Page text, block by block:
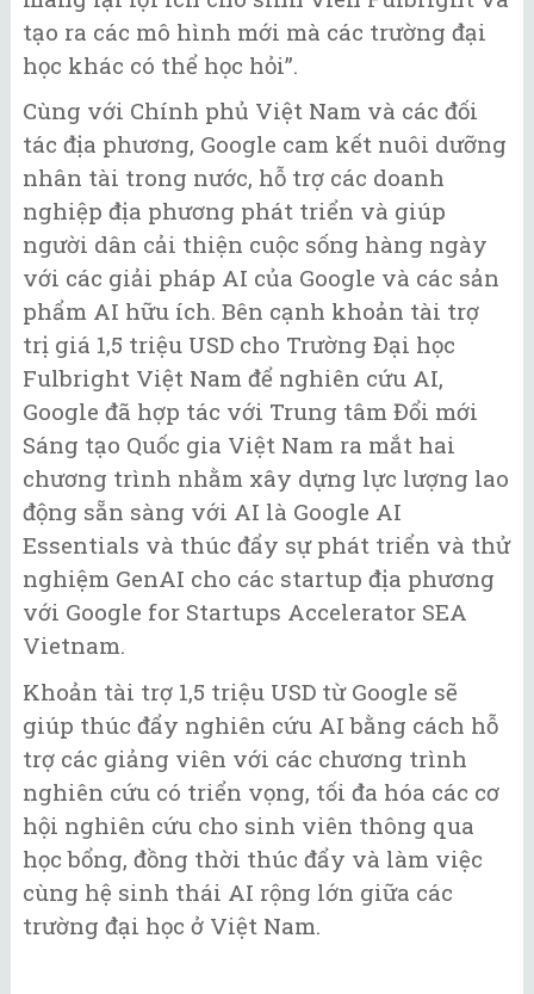
tạo ra các mô hình mới mà các trường đại
học khác có thể học hỏi”.
Cùng với Chính phủ Việt Nam và các đối
tác địa phương, Google cam kết nuôi dưỡng
nhân tài trong nước, hỗ trợ các doanh
nghiệp địa phương phát triển và giúp
người dân cải thiện cuộc sống hàng ngày
với các giải pháp AI của Google và các sản
phẩm AI hữu ích. Bên cạnh khoản tài trợ
trị giá 1,5 triệu USD cho Trường Đại học
Fulbright Việt Nam để nghiên cứu AI,
Google đã hợp tác với Trung tâm Đổi mới
Sáng tạo Quốc gia Việt Nam ra mắt hai
chương trình nhằm xây dựng lực lượng lao
động sẵn sàng với AI là Google AI
Essentials và thúc đẩy sự phát triển và thử
nghiệm GenAI cho các startup địa phương
với Google for Startups Accelerator SEA
Vietnam.
Khoản tài trợ 1,5 triệu USD từ Google sẽ
giúp thúc đẩy nghiên cứu AI bằng cách hỗ
trợ các giảng viên với các chương trình
nghiên cứu có triển vọng, tối đa hóa các cơ
hội nghiên cứu cho sinh viên thông qua
học bổng, đồng thời thúc đẩy và làm việc
cùng hệ sinh thái AI rộng lớn giữa các
trường đại học ở Việt Nam.